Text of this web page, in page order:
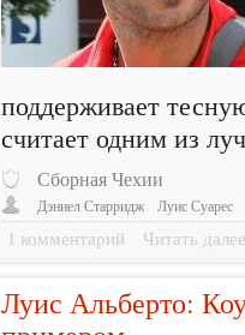
поддерживает
считает одним из
Сборная Чехии
Дэниел Старридж Луис Суарес
1 комментарий Читать
Луис Альберто: